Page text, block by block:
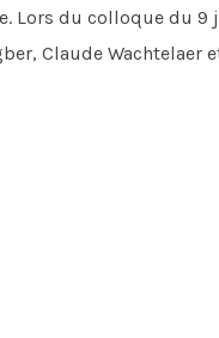
Lors du colloque du 9
Claude Wachtelaer